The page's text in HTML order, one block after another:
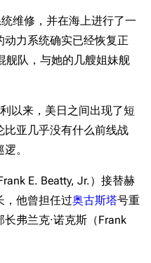
维修，并在海上进行了一
力系统确实已经恢复正
舰队，与她的几艘姐妹舰
以来，美日之间出现了短
亚几乎没有什么前线战
。
E. Beatty, Jr.）接替赫
，他曾担任过奥古斯塔号重
弗兰克·诺克斯（Frank